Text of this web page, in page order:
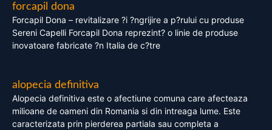
forcapil dona
Forcapil Dona – revitalizare ?i ?ngrijire a p?rului cu produse
Sereni Capelli Forcapil Dona reprezint? o linie de produse
inovatoare fabricate ?n Italia de c?tre
alopecia definitiva
Alopecia definitiva este o afectiune comuna care afecteaza
milioane de oameni din Romania si din intreaga lume. Este
caracterizata prin pierderea partiala sau completa a